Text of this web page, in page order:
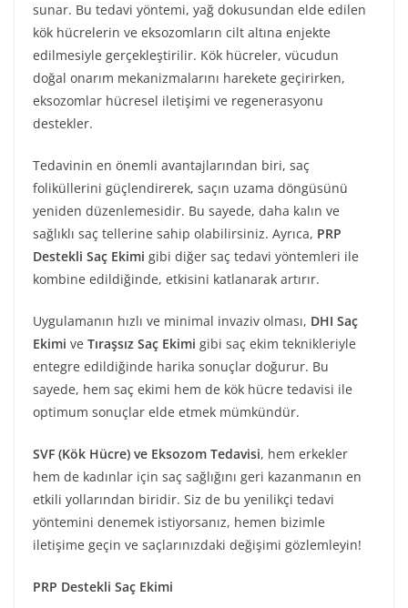
sunar. Bu tedavi yöntemi, yağ dokusundan elde edilen
kök hücrelerin ve eksozomların cilt altına enjekte
edilmesiyle gerçekleştirilir. Kök hücreler, vücudun
doğal onarım mekanizmalarını harekete geçirirken,
eksozomlar hücresel iletişimi ve regenerasyonu
destekler.
Tedavinin en önemli avantajlarından biri, saç
foliküllerini güçlendirerek, saçın uzama döngüsünü
yeniden düzenlemesidir. Bu sayede, daha kalın ve
sağlıklı saç tellerine sahip olabilirsiniz. Ayrıca, PRP
Destekli Saç Ekimi gibi diğer saç tedavi yöntemleri ile
kombine edildiğinde, etkisini katlanarak artırır.
Uygulamanın hızlı ve minimal invaziv olması, DHI Saç
Ekimi ve Tıraşsız Saç Ekimi gibi saç ekim teknikleriyle
entegre edildiğinde harika sonuçlar doğurur. Bu
sayede, hem saç ekimi hem de kök hücre tedavisi ile
optimum sonuçlar elde etmek mümkündür.
SVF (Kök Hücre) ve Eksozom Tedavisi, hem erkekler
hem de kadınlar için saç sağlığını geri kazanmanın en
etkili yollarından biridir. Siz de bu yenilikçi tedavi
yöntemini denemek istiyorsanız, hemen bizimle
iletişime geçin ve saçlarınızdaki değişimi gözlemleyin!
PRP Destekli Saç Ekimi